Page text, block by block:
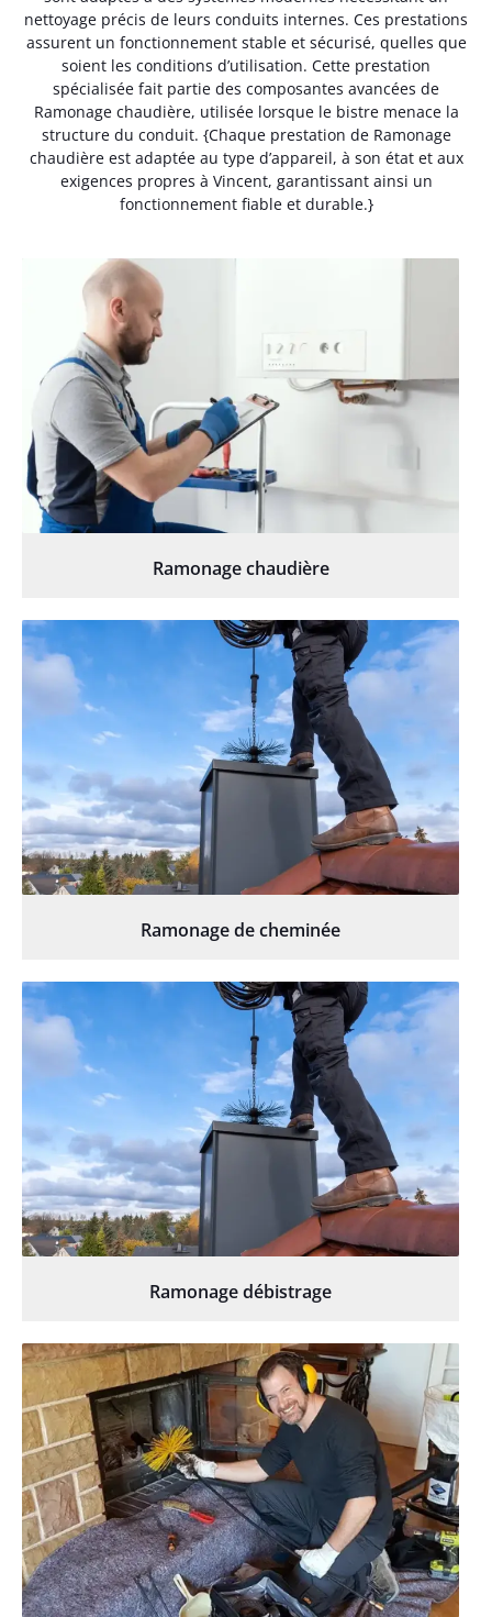
nettoyage précis de leurs conduits internes. Ces prestations
assurent un fonctionnement stable et sécurisé, quelles que
soient les conditions d’utilisation. Cette prestation
spécialisée fait partie des composantes avancées de
Ramonage chaudière, utilisée lorsque le bistre menace la
structure du conduit. {Chaque prestation de Ramonage
chaudière est adaptée au type d’appareil, à son état et aux
exigences propres à Vincent, garantissant ainsi un
fonctionnement fiable et durable.}
Ramonage chaudière
Ramonage de cheminée
Ramonage débistrage